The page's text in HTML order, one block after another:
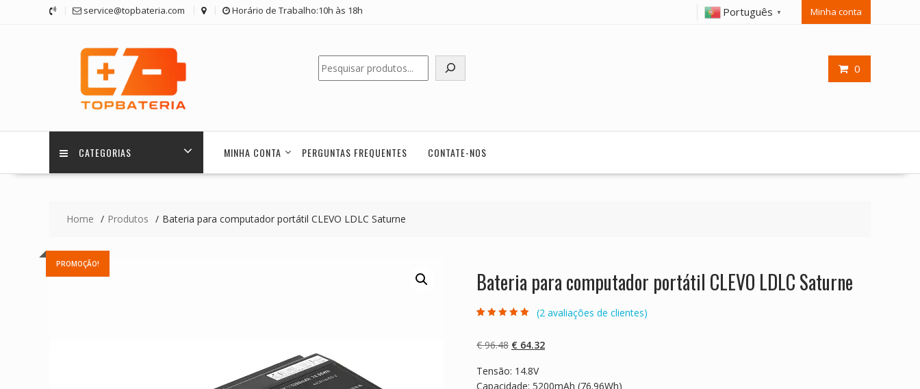
service@topbateria.com Horário de Trabalho:10h às 18h Português ▼ Minha conta
0
Pesquisar
CATEGORIAS MINHA CONTA PERGUNTAS FREQUENTES CONTATE-NOS
Home Produtos Bateria para computador portátil CLEVO LDLC Saturne
PROMOÇÃO!
Bateria para computador portátil CLEVO LDLC Saturne
com base em
classificaçõe
(2 avaliações de clientes)
€96.48 O
original
€ 64.32O
Tensão: 14.8V
Capacidade: 5200mAh (76.96Wh)